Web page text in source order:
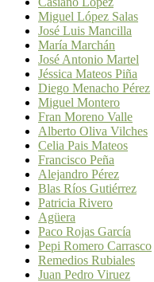
Miguel López Salas
José Luis Mancilla
María Marchán
José Antonio Martel
Jéssica Mateos Piña
Diego Menacho Pérez
Miguel Montero
Fran Moreno Valle
Alberto Oliva Vilches
Celia Pais Mateos
Francisco Peña
Alejandro Pérez
Blas Ríos Gutiérrez
Patricia Rivero
Agüera
Paco Rojas García
Pepi Romero Carrasco
Remedios Rubiales
Juan Pedro Viruez